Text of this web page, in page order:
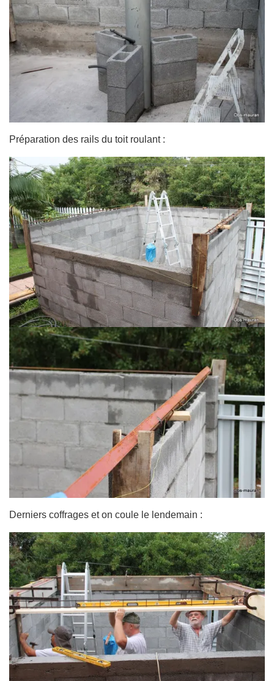
Préparation des rails du toit roulant :
Derniers coffrages et on coule le lendemain :